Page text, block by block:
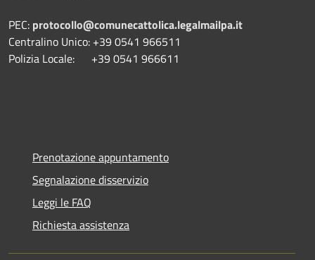
PEC: protocollo@comunecattolica.legalmailpa.it
Centralino Unico: +39 0541 966511
Polizia Locale: +39 0541 966611
Prenotazione appuntamento
Segnalazione disservizio
Leggi le FAQ
Richiesta assistenza